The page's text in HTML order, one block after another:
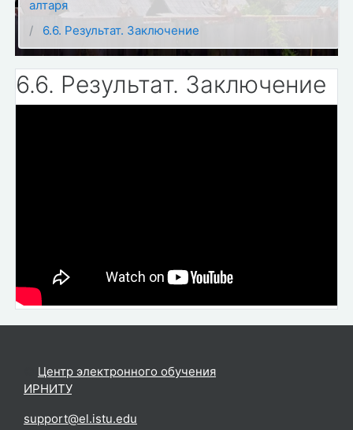
алтаря
6.6. Результат. Заключение
6.6. Результат. Заключение
Центр электронного обучения
ИРНИТУ.
support@el.istu.edu